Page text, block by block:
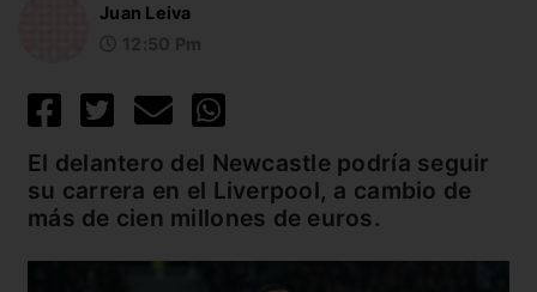
Juan Leiva
El delantero del Newcastle podría seguir
su carrera en el Liverpool, a cambio de
más de cien millones de euros.